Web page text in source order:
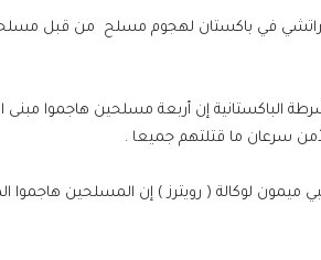
الباكستانية إن أربعة مسلحين هاجموا مبنى
سرعان ما قتلتهم جميعا .
لوكالة ( رويترز ) إن المسلحين هاجموا